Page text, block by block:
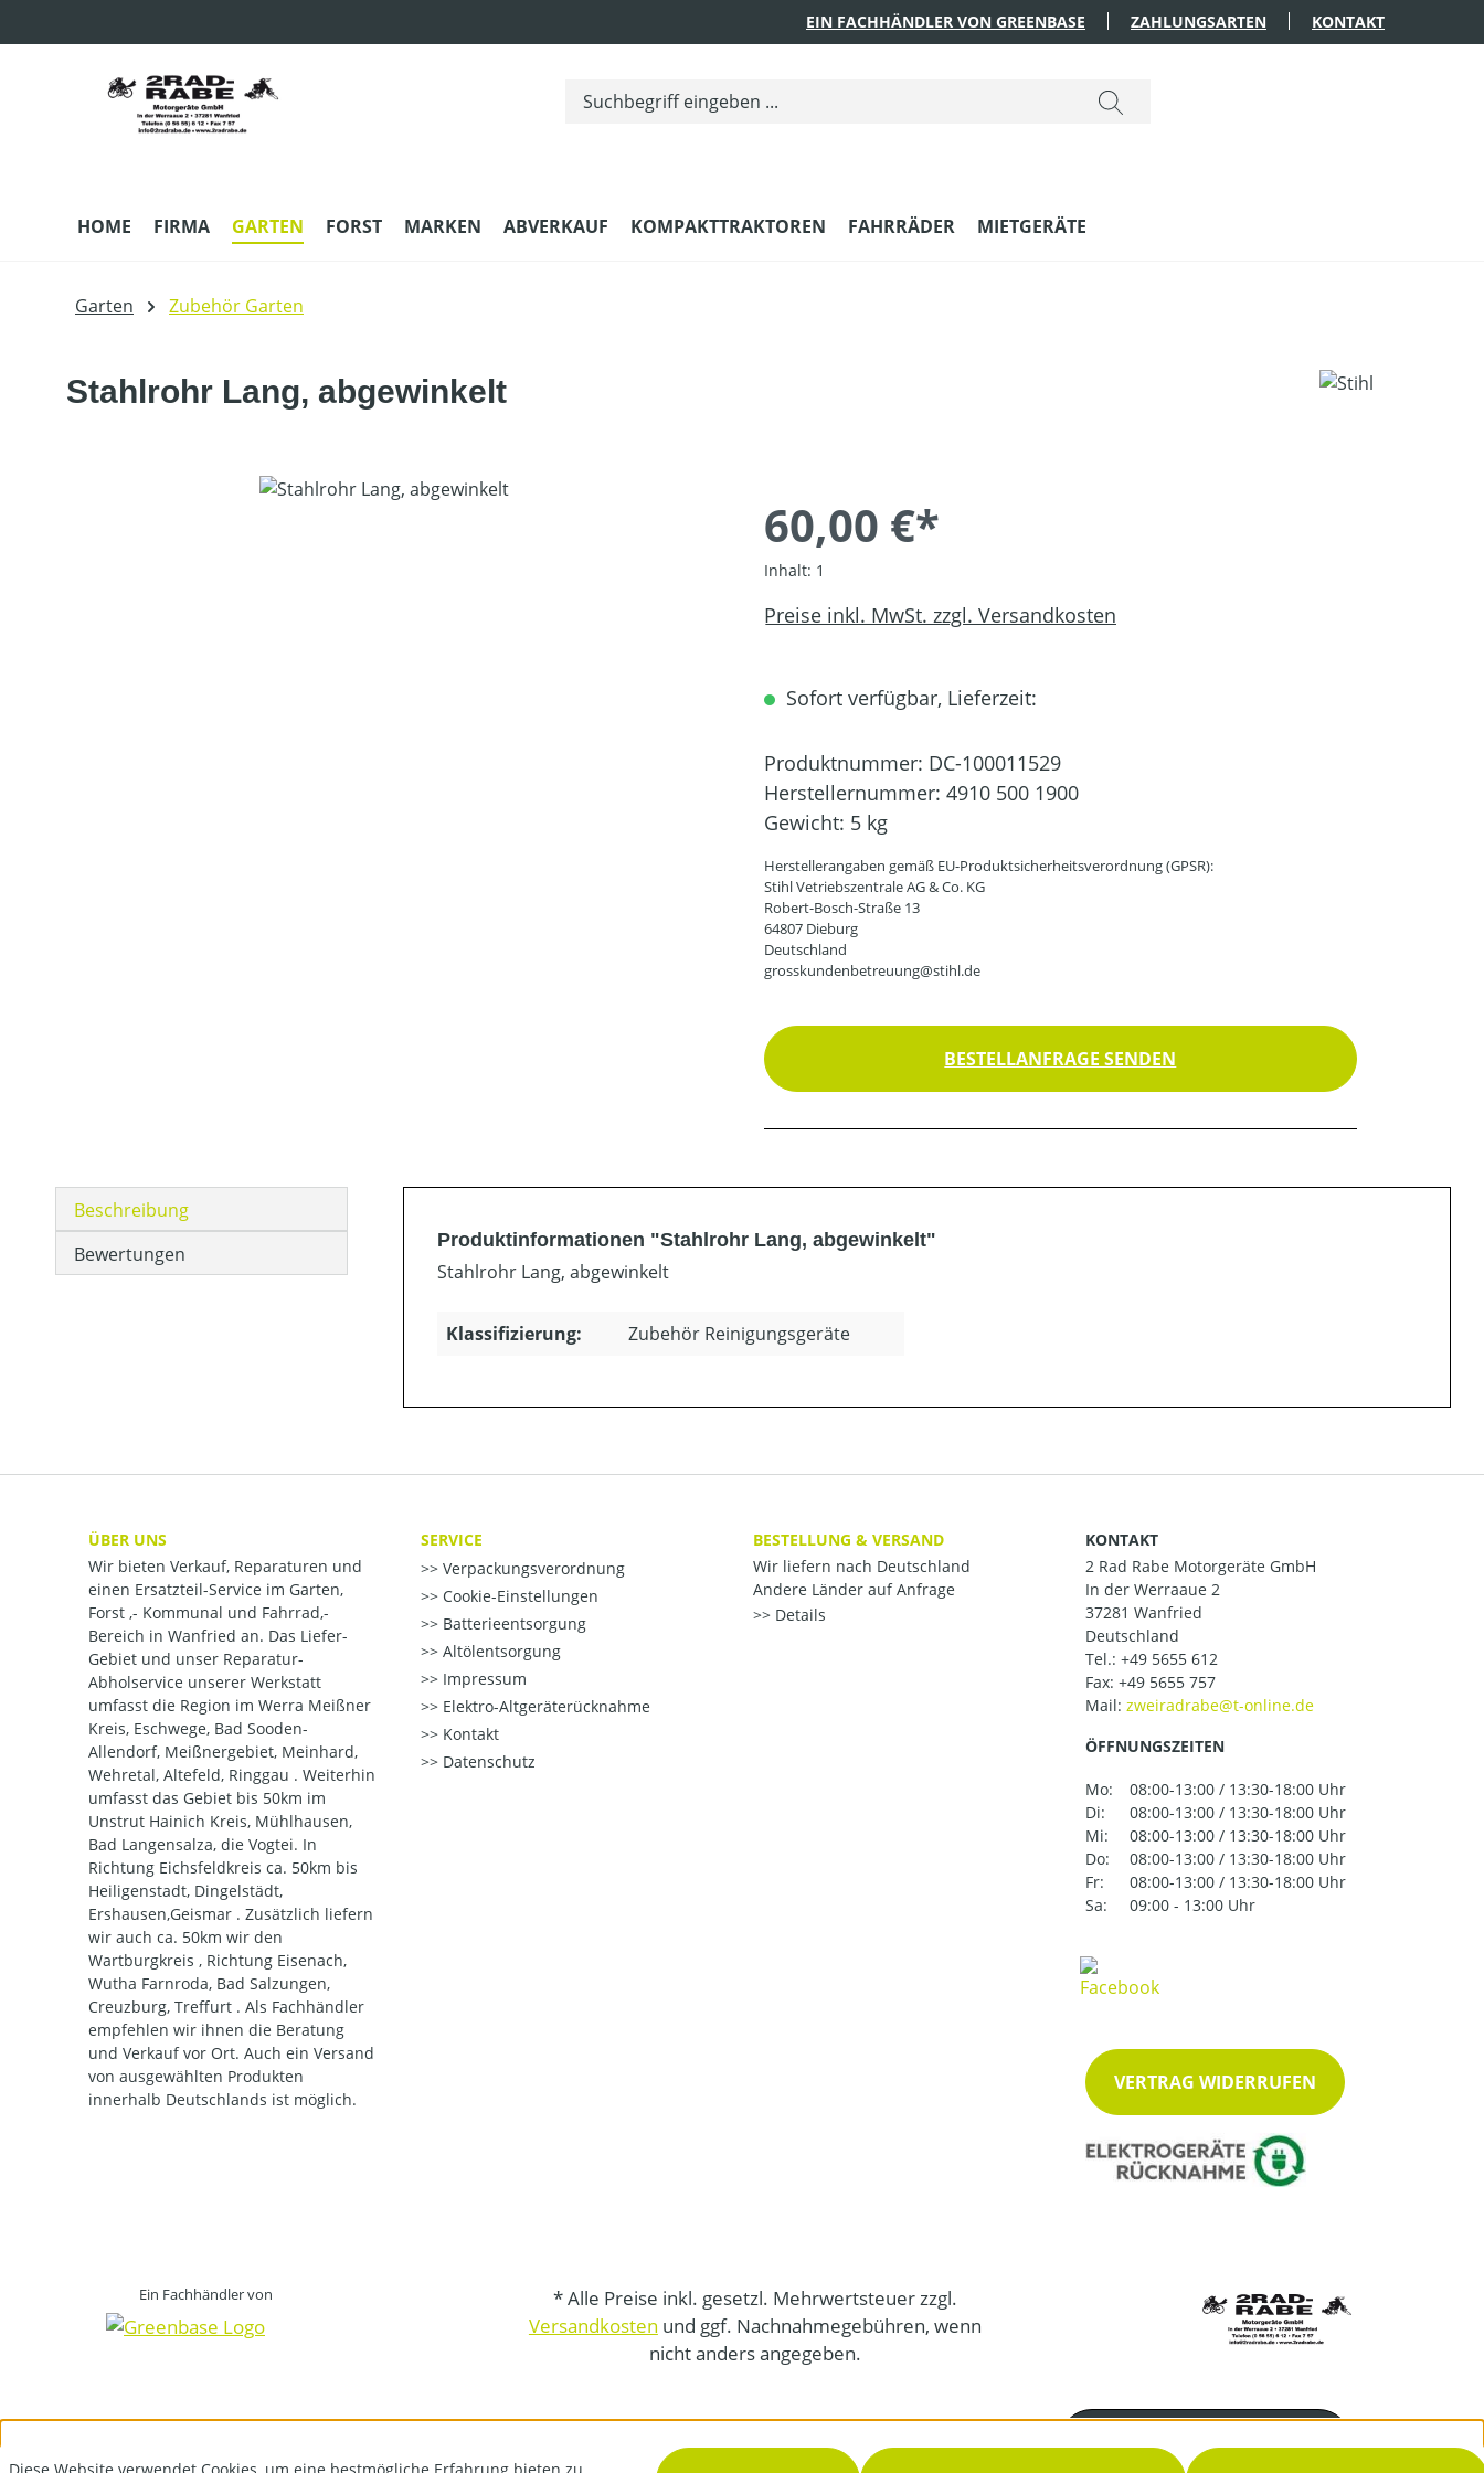
EIN FACHHÄNDLER VON GREENBASE ZAHLUNGSARTEN KONTAKT
HOME FIRMA GARTEN FORST MARKEN ABVERKAUF KOMPAKTTRAKTOREN FAHRRÄDER MIETGERÄTE
Garten Zubehör Garten
Stahlrohr Lang, abgewinkelt
Bildergalerie überspringen
60,00 €*
Inhalt: 1
Preise inkl. MwSt. zzgl. Versandkosten
Sofort verfügbar, Lieferzeit:
Produktnummer: DC-100011529
Herstellernummer: 4910 500 1900
Gewicht: 5 kg
Herstellerangaben gemäß EU-Produktsicherheitsverordnung (GPSR):
Stihl Vetriebszentrale AG & Co. KG
Robert-Bosch-Straße 13
64807 Dieburg
Deutschland
grosskundenbetreuung@stihl.de
BESTELLANFRAGE SENDEN
Beschreibung
Bewertungen
Produktinformationen "Stahlrohr Lang, abgewinkelt"
Stahlrohr Lang, abgewinkelt
Klassifizierung: Zubehör Reinigungsgeräte
ÜBER UNS
Wir bieten Verkauf, Reparaturen und
einen Ersatzteil-Service im Garten,
Forst ,- Kommunal und Fahrrad,-
Bereich in Wanfried an. Das Liefer-
Gebiet und unser Reparatur-
Abholservice unserer Werkstatt
umfasst die Region im Werra Meißner
Kreis, Eschwege, Bad Sooden-
Allendorf, Meißnergebiet, Meinhard,
Wehretal, Altefeld, Ringgau . Weiterhin
umfasst das Gebiet bis 50km im
Unstrut Hainich Kreis, Mühlhausen,
Bad Langensalza, die Vogtei. In
Richtung Eichsfeldkreis ca. 50km bis
Heiligenstadt, Dingelstädt,
Ershausen,Geismar . Zusätzlich liefern
wir auch ca. 50km wir den
Wartburgkreis , Richtung Eisenach,
Wutha Farnroda, Bad Salzungen,
Creuzburg, Treffurt . Als Fachhändler
empfehlen wir ihnen die Beratung
und Verkauf vor Ort. Auch ein Versand
von ausgewählten Produkten
innerhalb Deutschlands ist möglich.
SERVICE
Verpackungsverordnung
Cookie-Einstellungen
Batterieentsorgung
Altölentsorgung
Impressum
Elektro-Altgeräterücknahme
Kontakt
Datenschutz
BESTELLUNG & VERSAND
Wir liefern nach Deutschland
Andere Länder auf Anfrage
Details
KONTAKT
2 Rad Rabe Motorgeräte GmbH
In der Werraaue 2
37281 Wanfried
Deutschland
Tel.: +49 5655 612
Fax: +49 5655 757
Mail:
ÖFFNUNGSZEITEN
Mo:
08:00-13:00 / 13:30-18:00 Uhr
Di:
08:00-13:00 / 13:30-18:00 Uhr
Mi:
08:00-13:00 / 13:30-18:00 Uhr
Do:
08:00-13:00 / 13:30-18:00 Uhr
Fr:
08:00-13:00 / 13:30-18:00 Uhr
Sa:
09:00 - 13:00 Uhr
VERTRAG WIDERRUFEN
Ein Fachhändler von
* Alle Preise inkl. gesetzl. Mehrwertsteuer zzgl.
Versandkosten und ggf. Nachnahmegebühren, wenn
nicht anders angegeben.
05655 612